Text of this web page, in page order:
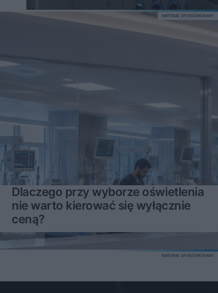
Dlaczego przy wyborze oświetlenia
nie warto kierować się wyłącznie
ceną?
MATERIAŁ SPONSOROWANY
MATERIAŁ SPONSOROWANY